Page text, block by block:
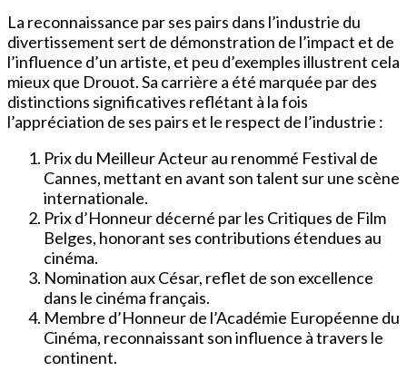
La reconnaissance par ses pairs dans l’industrie du
divertissement sert de démonstration de l’impact et de
l’influence d’un artiste, et peu d’exemples illustrent cela
mieux que Drouot. Sa carrière a été marquée par des
distinctions significatives reflétant à la fois
l’appréciation de ses pairs et le respect de l’industrie :
Prix du Meilleur Acteur au renommé Festival de
Cannes, mettant en avant son talent sur une scène
internationale.
Prix d’Honneur décerné par les Critiques de Film
Belges, honorant ses contributions étendues au
cinéma.
Nomination aux César, reflet de son excellence
dans le cinéma français.
Membre d’Honneur de l’Académie Européenne du
Cinéma, reconnaissant son influence à travers le
continent.